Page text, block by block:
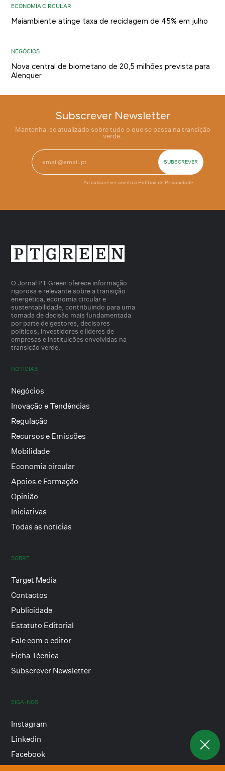
ECONOMIA CIRCULAR
Maiambiente atinge taxa de reciclagem de 45% em julho
NEGÓCIOS
Nova central de biometano de 20,5 milhões prevista para
Alenquer
Subscrever Newsletter
Mantenha-se atualizado sobre tudo o que se passa na transição
verde.
Ao subscrever aceito a Política de Privacidade
O Jornal PT Green oferece informação
rigorosa e relevante sobre a transição
energética, economia circular e
sustentabilidade, contribuindo para uma
tomada de decisão mais fundamentada
por parte de gestores, decisores
políticos, investidores e líderes de
empresas e instituições envolvidas na
transição verde.
NOTÍCIAS
Negócios
Inovação e Tendências
Regulação
Recursos e Emissões
Mobilidade
Economia circular
Apoios e Formação
Opinião
Iniciativas
Todas as notícias
SOBRE
Target Media
Contactos
Publicidade
Estatuto Editorial
Fale com o editor
Ficha Técnica
Subscrever Newsletter
SIGA-NOS
Instagram
Linkedin
Facebook